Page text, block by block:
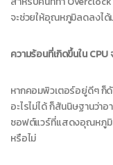
จะช่วยให้อุณหภูมิลดลงได้
ความร้อนที่เกิดขึ้นใน
หากคอมพิวเตอร์อยู่ดีๆ ก็ดั
อะไรไม่ได้ ก็สันนิษฐานว่า
ซอฟต์แวร์ที่แสดงอุณหภูมิ
หรือไม่